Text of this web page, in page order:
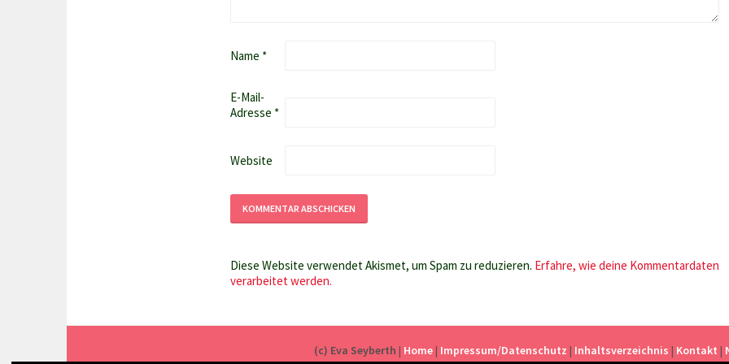
Name *
E-Mail-
Adresse *
Website
Diese Website verwendet Akismet, um Spam zu reduzieren. Erfahre, wie deine Kommentardaten
verarbeitet werden.
(c) Eva Seyberth | Home| Impressum/Datenschutz | Inhaltsverzeichnis | Kontakt |